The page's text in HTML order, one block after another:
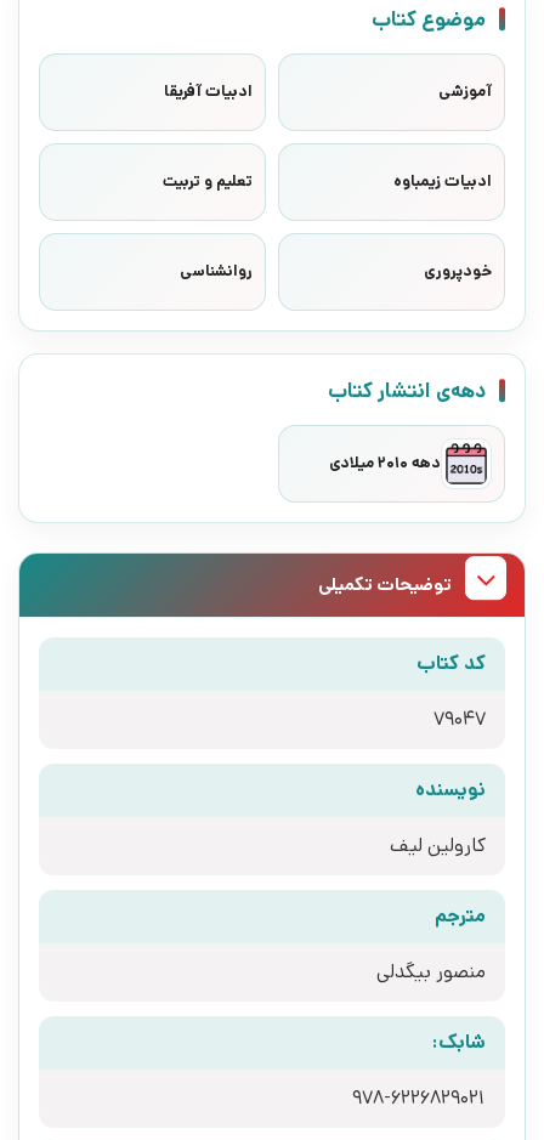
موضوع کتاب
آموزشی ادبیات آفریقا
ادبیات زیمباوه تعلیم و تربیت
خودپروری روانشناسی
دهه‌ی انتشار کتاب
دهه 2010 میلادی
توضیحات تکمیلی
کد کتاب
79047
نویسنده
کارولین لیف
مترجم
منصور بیگدلی
شابک:
978-6226829021